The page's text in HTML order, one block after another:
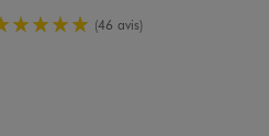
5/5 de moyenne
(46 avis)